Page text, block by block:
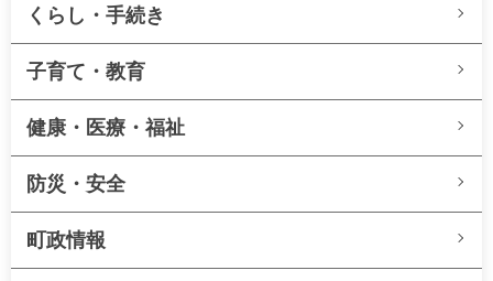
くらし・手続き
子育て・教育
健康・医療・福祉
防災・安全
町政情報